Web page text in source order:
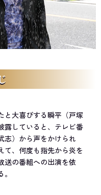
と大喜びする瞬平（戸塚
露していると、テレビ番
志）から声をかけられ
て、何度も指先から炎を
送の番組への出演を依